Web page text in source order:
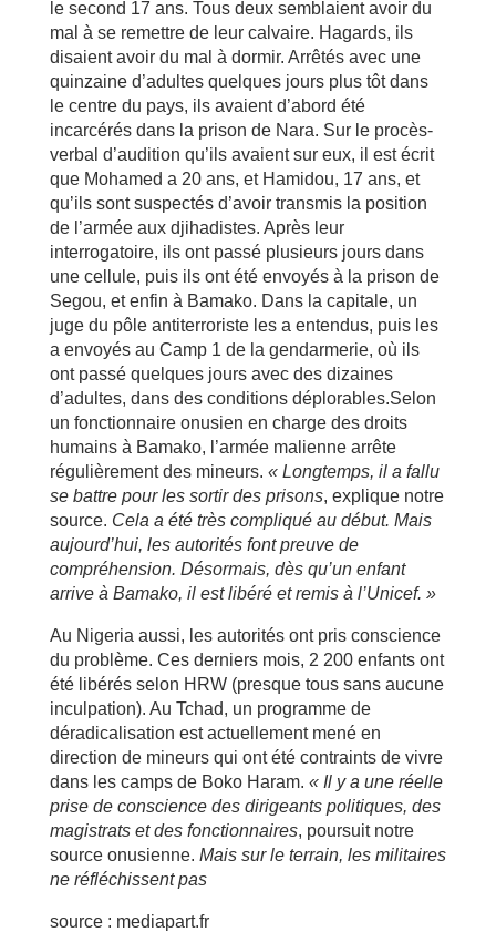
le second 17 ans. Tous deux semblaient avoir du
mal à se remettre de leur calvaire. Hagards, ils
disaient avoir du mal à dormir. Arrêtés avec une
quinzaine d’adultes quelques jours plus tôt dans
le centre du pays, ils avaient d’abord été
incarcérés dans la prison de Nara. Sur le procès-
verbal d’audition qu’ils avaient sur eux, il est écrit
que Mohamed a 20 ans, et Hamidou, 17 ans, et
qu’ils sont suspectés d’avoir transmis la position
de l’armée aux djihadistes. Après leur
interrogatoire, ils ont passé plusieurs jours dans
une cellule, puis ils ont été envoyés à la prison de
Segou, et enfin à Bamako. Dans la capitale, un
juge du pôle antiterroriste les a entendus, puis les
a envoyés au Camp 1 de la gendarmerie, où ils
ont passé quelques jours avec des dizaines
d’adultes, dans des conditions déplorables.Selon
un fonctionnaire onusien en charge des droits
humains à Bamako, l’armée malienne arrête
régulièrement des mineurs. « Longtemps, il a fallu
se battre pour les sortir des prisons, explique notre
source. Cela a été très compliqué au début. Mais
aujourd’hui, les autorités font preuve de
compréhension. Désormais, dès qu’un enfant
arrive à Bamako, il est libéré et remis à l’Unicef. »
Au Nigeria aussi, les autorités ont pris conscience
du problème. Ces derniers mois, 2 200 enfants ont
été libérés selon HRW (presque tous sans aucune
inculpation). Au Tchad, un programme de
déradicalisation est actuellement mené en
direction de mineurs qui ont été contraints de vivre
dans les camps de Boko Haram. « Il y a une réelle
prise de conscience des dirigeants politiques, des
magistrats et des fonctionnaires, poursuit notre
source onusienne. Mais sur le terrain, les militaires
ne réfléchissent pas
source : mediapart.fr